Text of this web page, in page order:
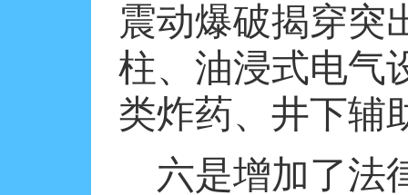
震动爆破揭穿突
柱、油浸式电气
类炸药、井下辅
六是增加了法